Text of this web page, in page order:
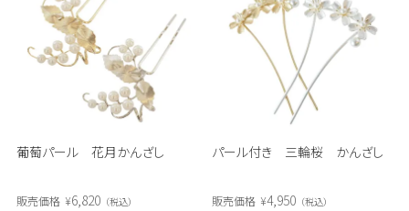
葡萄パール 花月かんざし
販売価格 ¥6,820 税込
パール付き 三輪桜 かんざし
販売価格 ¥4,950 税込